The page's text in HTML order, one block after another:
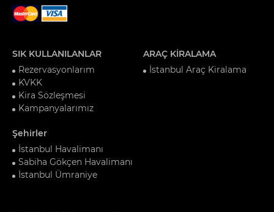
SIK KULLANILANLAR
Rezervasyonlarım
KVKK
Kira Sözleşmesi
Kampanyalarımız
ARAÇ KİRALAMA
İstanbul Araç Kiralama
Şehirler
İstanbul Havalimanı
Sabiha Gökçen Havalimanı
İstanbul Ümraniye